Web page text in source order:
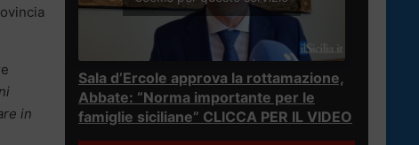
in
Sala d’Ercole approva la rottamazione,
Abbate: “Norma importante per le
famiglie siciliane” CLICCA PER IL VIDEO